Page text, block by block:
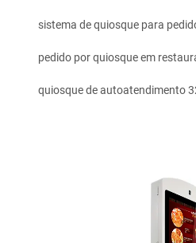
sistema de quiosque para
pedido por quiosque em
quiosque de autoatendimento